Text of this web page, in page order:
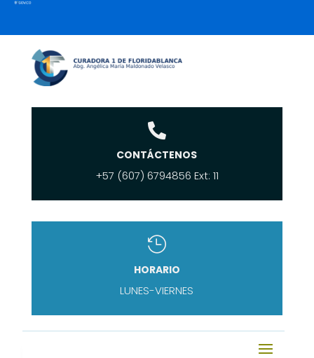

CONTÁCTENOS
+57 (607) 6794856 Ext: 11

HORARIO
LUNES-VIERNES